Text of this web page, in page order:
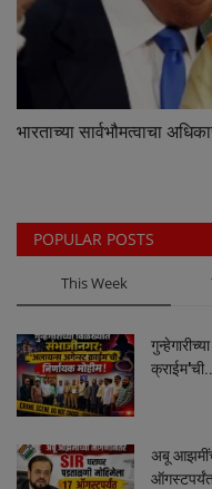
भारताच्या सार्वभौमत्वाचा
POPULAR POSTS
This Week
अबू